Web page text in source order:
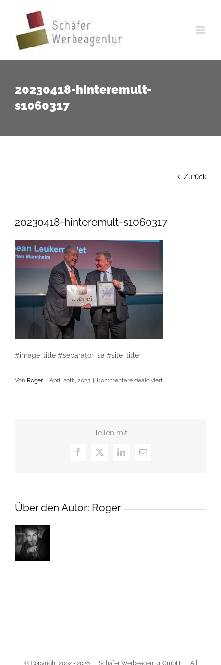
springen
20230418-hinteremult-
s1060317
Zurück
20230418-hinteremult-s1060317
#image_title #separator_sa #site_title
Von Roger April 20th, 2023 Kommentare deaktiviertfür
Teilen mit
Facebook
X LinkedIn
E-
Über den Autor: Roger
© Copyright 2002 - 2026 | Schäfer Werbeagentur GmbH | All